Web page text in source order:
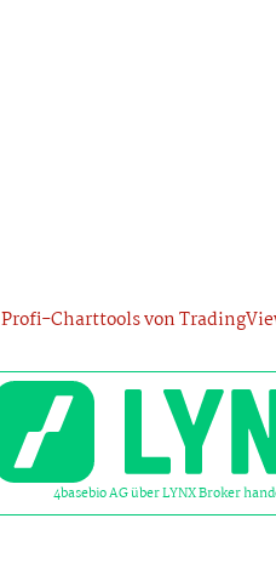
Profi-Charttools von
4basebio AG über LYNX Broker